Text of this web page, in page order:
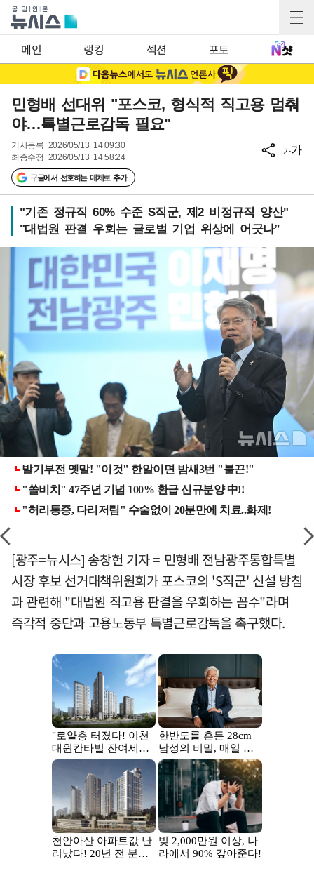
메인 랭킹 섹션 포토
민형배 선대위 "포스코, 형식적 직고용 멈춰
야…특별근로감독 필요"
기사등록 2026/05/13 14:09:30
최종수정 2026/05/13 14:58:24
구글에서 선호하는 매체로 추가
가가
"기존 정규직 60% 수준 S직군, 제2 비정규직 양산"
"대법원 판결 우회는 글로벌 기업 위상에 어긋나”
[광주=뉴시스] 송창헌 기자 = 민형배 전남광주통합특별
시장 후보 선거대책위원회가 포스코의 'S직군' 신설 방침
과 관련해 "대법원 직고용 판결을 우회하는 꼼수"라며
즉각적 중단과 고용노동부 특별근로감독을 촉구했다.